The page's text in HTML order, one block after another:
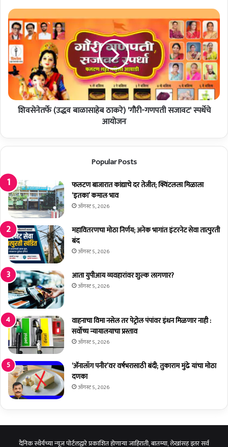
ट्रो
लि
य
म
व
स्टी
ल
ट
त्र्यां
प
स्थि
ती
त
था
टा
त
उ
द्घा
ट
न
शि
व
से
ने
त
र्फे
(
द्ध
सा
ठा
क
रे
)
गौ
री
-
ग
ण
प
ती
स
जा
व
ट
'
स्प
र्धे
चे
आ
यो
ज
शिवसेनेतर्फे (उद्धव बाळासाहेब ठाकरे) 'गौरी-गणपती सजावट' स्पर्धेचे
आयोजन
Popular Posts
फलटण बाजारात कांद्याचे दर तेजीत; क्विंटलला मिळाला
‘इतका’ कमाल भाव
ऑगस्ट 5, 2026
महावितरणचा मोठा निर्णय; अनेक भागांत इंटरनेट सेवा तात्पुरती
बंद
ऑगस्ट 5, 2026
आता युपीआय व्यवहारांवर शुल्क लागणार?
ऑगस्ट 5, 2026
वाहनाचा विमा नसेल तर पेट्रोल पंपांवर इंधन मिळणार नाही :
सर्वोच्च न्यायालयाचा प्रस्ताव
ऑगस्ट 5, 2026
‘अ‍ॅनालॉग पनीर’वर वर्षभरासाठी बंदी; तुकाराम मुंढे यांचा मोठा
दणका
ऑगस्ट 5, 2026
दैनिक स्थैर्यच्या न्यूज पोर्टलद्वारे प्रकाशित होणाऱ्या जाहिराती, बातम्या, लेखांसह इतर सर्व